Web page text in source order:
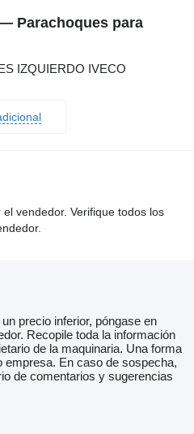
Parachoques para
IZQUIERDO IVECO
vendedor. Verifique todos los
precio inferior, póngase en
Recopile toda la información
de la maquinaria. Una forma
En caso de sospecha,
de comentarios y sugerencias